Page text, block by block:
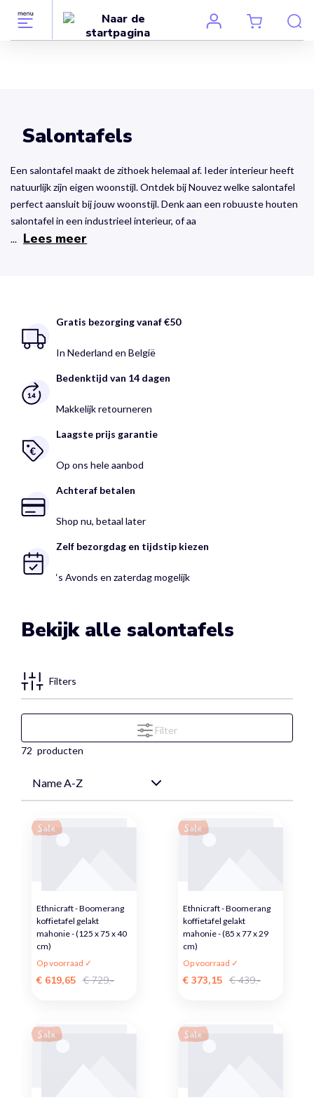
Salontafels
Een salontafel maakt de zithoek helemaal af. Ieder interieur heeft
natuurlijk zijn eigen woonstijl. Ontdek bij Nouvez welke salontafel
perfect aansluit bij jouw woonstijl. Denk aan een robuuste houten
salontafel in een industrieel interieur, of aa
... Lees meer
Gratis bezorging vanaf €50
In Nederland en België
Bedenktijd van 14 dagen
Makkelijk retourneren
Laagste prijs garantie
Op ons hele aanbod
Achteraf betalen
Shop nu, betaal later
Zelf bezorgdag en tijdstip kiezen
‘s Avonds en zaterdag mogelijk
Bekijk alle salontafels
Filters
Filter
72 producten
Sale
Ethnicraft - Boomerang
koffietafel gelakt
mahonie - (125 x 75 x 40
cm)
Op voorraad ✓
€ 619,65 € 729,-
Sale
Ethnicraft - Boomerang
koffietafel gelakt
mahonie - (85 x 77 x 29
cm)
Op voorraad ✓
€ 373,15 € 439,-
Sale Sale